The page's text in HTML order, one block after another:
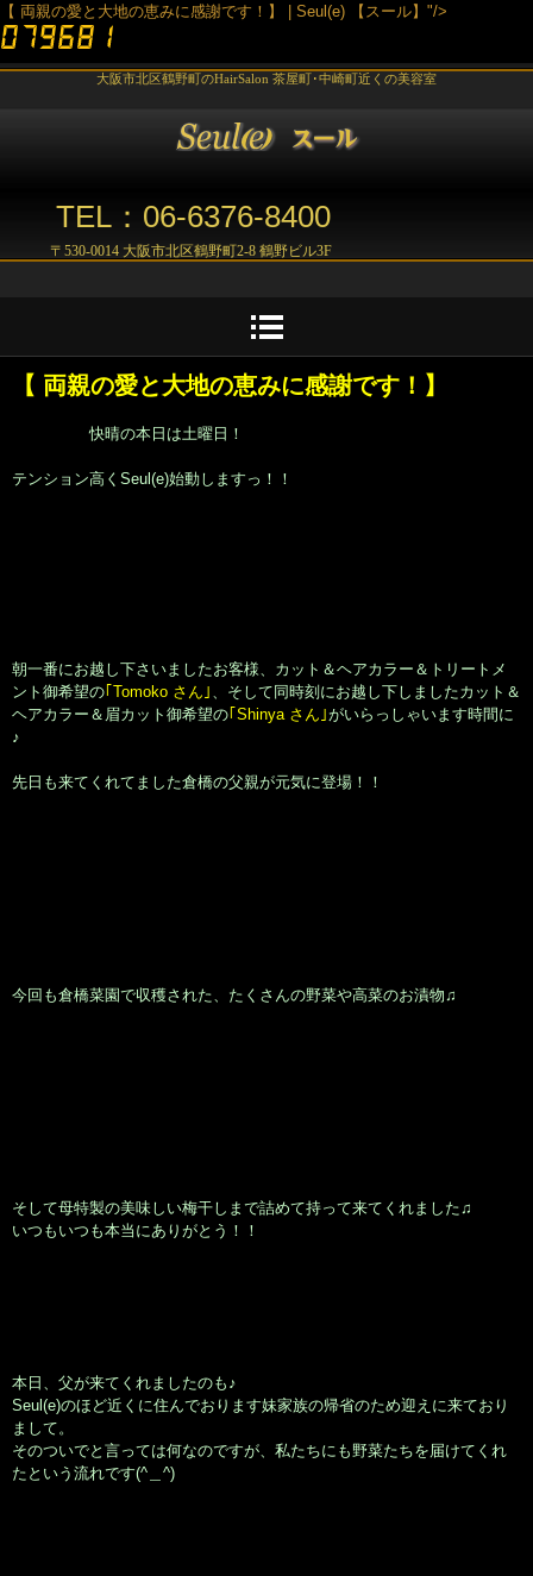
【 両親の愛と大地の恵みに感謝です！】 | Seul(e) 【スール】"/>
大阪市北区鶴野町のHairSalon 茶屋町･中崎町近くの美容室
TEL：06-6376-8400
〒530-0014 大阪市北区鶴野町2-8 鶴野ビル3F
【 両親の愛と大地の恵みに感謝です！】
快晴の本日は土曜日！
テンション高くSeul(e)始動しますっ！！
朝一番にお越し下さいましたお客様、カット＆ヘアカラー＆トリートメ
ント御希望の｢Tomoko さん｣ 、そして同時刻にお越し下しましたカット＆
ヘアカラー＆眉カット御希望の｢Shinya さん｣がいらっしゃいます時間に
♪
先日も来てくれてました倉橋の父親が元気に登場！！
今回も倉橋菜園で収穫された、たくさんの野菜や高菜のお漬物♫
そして母特製の美味しい梅干しまで詰めて持って来てくれました♫
いつもいつも本当にありがとう！！
本日、父が来てくれましたのも♪
Seul(e)のほど近くに住んでおります妹家族の帰省のため迎えに来ており
まして。
そのついでと言っては何なのですが、私たちにも野菜たちを届けてくれ
たという流れです(^＿^)